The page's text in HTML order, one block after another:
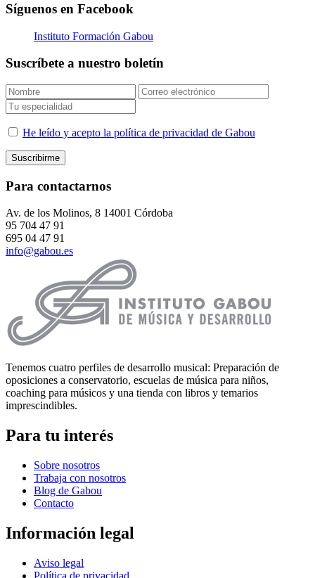
Síguenos en Facebook
Instituto Formación Gabou
Suscríbete a nuestro boletín
He leído y acepto la política de privacidad de Gabou
Para contactarnos
Av. de los Molinos, 8 14001 Córdoba
95 704 47 91
695 04 47 91
info@gabou.es
Tenemos cuatro perfiles de desarrollo musical: Preparación de
oposiciones a conservatorio, escuelas de música para niños,
coaching para músicos y una tienda con libros y temarios
imprescindibles.
Para tu interés
Sobre nosotros
Trabaja con nosotros
Blog de Gabou
Contacto
Información legal
Aviso legal
Política de privacidad